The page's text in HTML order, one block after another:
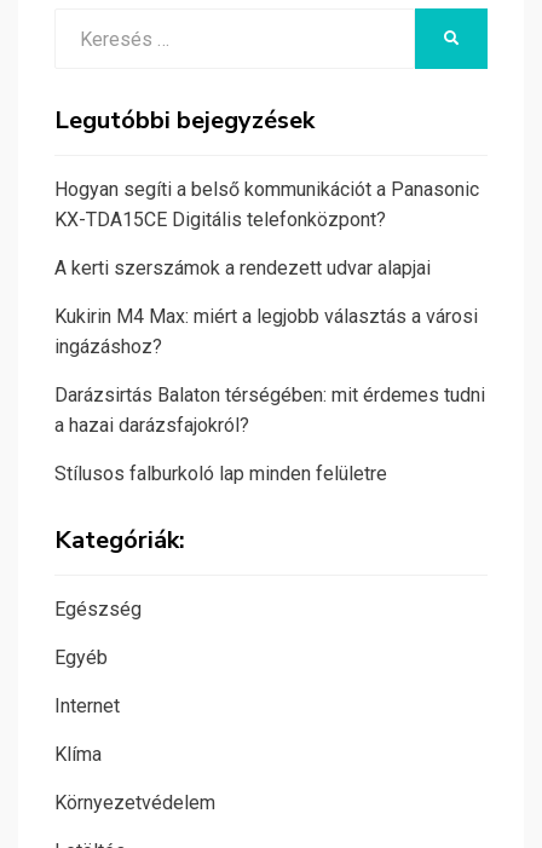
Legutóbbi bejegyzések
Hogyan segíti a belső kommunikációt a Panasonic
KX-TDA15CE Digitális telefonközpont?
A kerti szerszámok a rendezett udvar alapjai
Kukirin M4 Max: miért a legjobb választás a városi
ingázáshoz?
Darázsirtás Balaton térségében: mit érdemes tudni
a hazai darázsfajokról?
Stílusos falburkoló lap minden felületre
Kategóriák:
Egészség
Egyéb
Internet
Klíma
Környezetvédelem